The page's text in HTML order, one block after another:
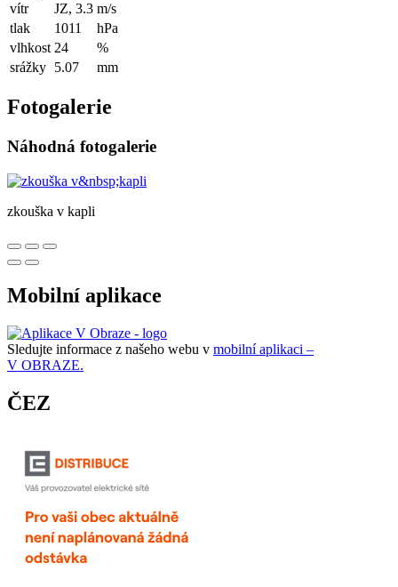
vítr
JZ, 3.3 m/s
tlak
1011
hPa
vlhkost 24
%
srážky 5.07 mm
Fotogalerie
Náhodná fotogalerie
zkouška v kapli
Mobilní aplikace
Sledujte informace z našeho webu v mobilní aplikaci –
V OBRAZE.
ČEZ